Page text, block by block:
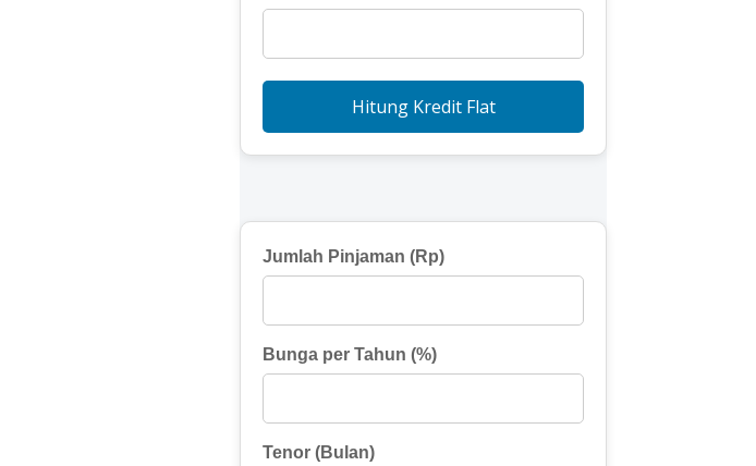
Hitung Kredit Flat
Jumlah Pinjaman (Rp)
Bunga per Tahun (%)
Tenor (Bulan)